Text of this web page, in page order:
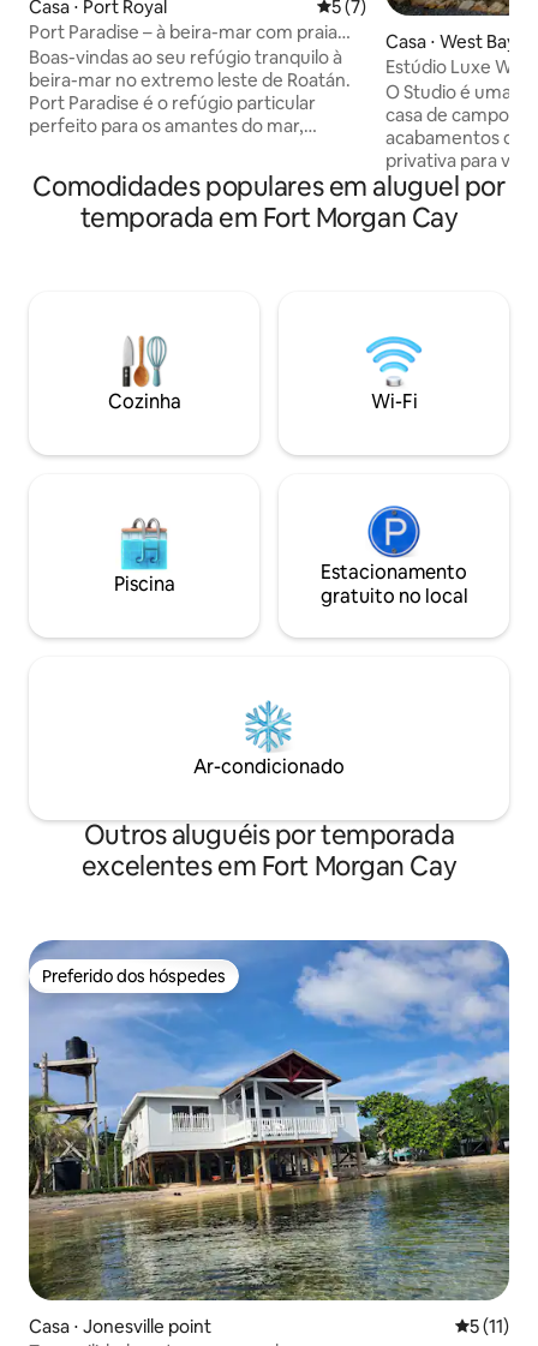
Casa ⋅ Port Royal 5 de uma avaliação média
5 (7)
Port Paradise – à beira-mar com praia
privativa e doca
Boas-vindas ao seu refúgio tranquilo à
beira-mar no extremo leste de Roatán.
Port Paradise é o refúgio particular
perfeito para os amantes do mar,
autônomo e snorkel de alto nível na Cow
& Calf, onde você poderá nadar em meio
a um vibrante caleidoscópio de peixes e
locais personalizadas para uma aventura
inesquecível na ilha. ⭑Entre em contato
conosco para obter descontos sazonais⭑
Casa ⋅ West Bay
Estúdio Luxe
piscina privativa -
O Studio é uma
casa de campo
acabamentos de
privativa para
não estiver na
dispõe de uma
confortável,
de 3-4 minutos
praia de West
área com praia
Desfrute de fácil
Comodidades populares em aluguel por
temporada em Fort Morgan Cay
Cozinha Wi-Fi
Piscina
Estacionamento
gratuito no local
Ar-condicionado
Outros aluguéis por temporada
excelentes em Fort Morgan Cay
Preferido dos hóspedes
Preferido dos hóspedes
Casa ⋅ Jonesville point 5 de uma
5 (11)